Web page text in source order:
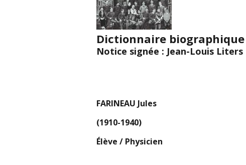
Dictionnaire biographique
Notice signée : Jean-Louis Liters
FARINEAU Jules
(1910-1940)
Élève / Physicien